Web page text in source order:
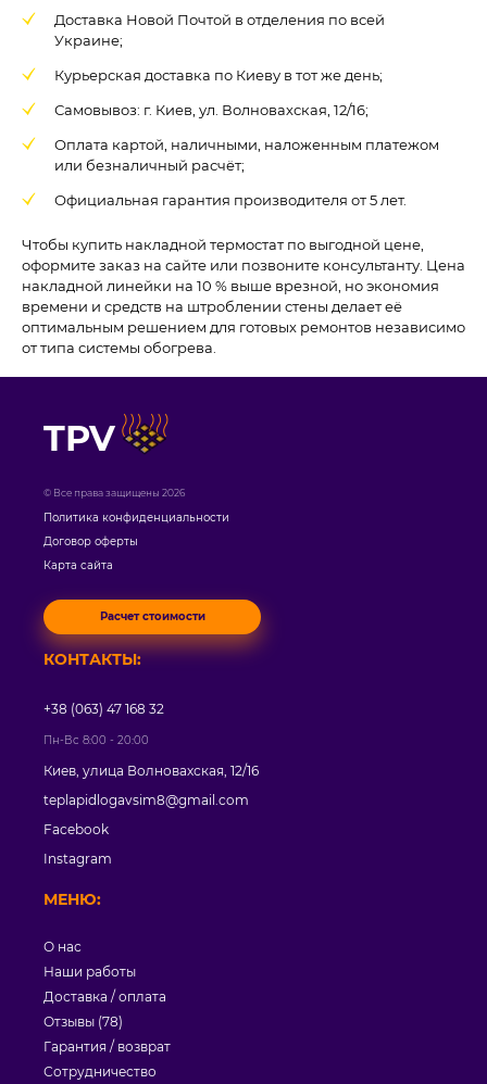
Доставка Новой Почтой в отделения по всей
Украине;
Курьерская доставка по Киеву в тот же день;
Самовывоз: г. Киев, ул. Волновахская, 12/16;
Оплата картой, наличными, наложенным платежом
или безналичный расчёт;
Официальная гарантия производителя от 5 лет.
Чтобы купить накладной термостат по выгодной цене,
оформите заказ на сайте или позвоните консультанту. Цена
накладной линейки на 10 % выше врезной, но экономия
времени и средств на штроблении стены делает её
оптимальным решением для готовых ремонтов независимо
от типа системы обогрева.
TPV
© Все права защищены 2026
Политика конфиденциальности
Договор оферты
Карта сайта
Расчет стоимости
МЕНЮ:
О нас
Наши работы
Доставка / оплата
Отзывы (78)
Гарантия / возврат
Сотрудничество
КОНТАКТЫ:
+38 (063) 47 168 32
Пн-Вс 8:00 - 20:00
Киев, улица Волновахская, 12/16
teplapidlogavsim8@gmail.com
Facebook
Instagram